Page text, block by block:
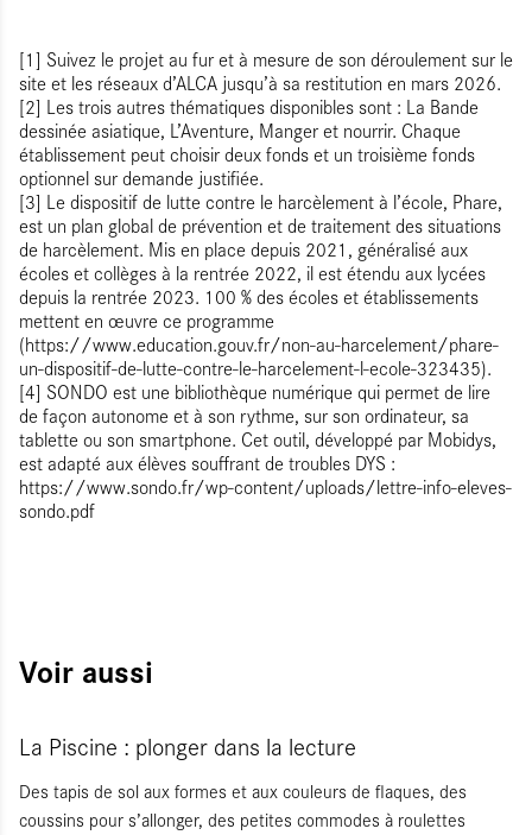
[1] Suivez le projet au fur et à mesure de son déroulement sur le
site et les réseaux d’ALCA jusqu’à sa restitution en mars 2026.
[2] Les trois autres thématiques disponibles sont : La Bande
dessinée asiatique, L’Aventure, Manger et nourrir. Chaque
établissement peut choisir deux fonds et un troisième fonds
optionnel sur demande justifiée.
[3] Le dispositif de lutte contre le harcèlement à l’école, Phare,
est un plan global de prévention et de traitement des situations
de harcèlement. Mis en place depuis 2021, généralisé aux
écoles et collèges à la rentrée 2022, il est étendu aux lycées
depuis la rentrée 2023. 100 % des écoles et établissements
mettent en œuvre ce programme
(https://www.education.gouv.fr/non-au-harcelement/phare-
un-dispositif-de-lutte-contre-le-harcelement-l-ecole-323435).
[4] SONDO est une bibliothèque numérique qui permet de lire
de façon autonome et à son rythme, sur son ordinateur, sa
tablette ou son smartphone. Cet outil, développé par Mobidys,
est adapté aux élèves souffrant de troubles DYS :
https://www.sondo.fr/wp-content/uploads/lettre-info-eleves-
sondo.pdf
Voir aussi
La Piscine : plonger dans la lecture
Des tapis de sol aux formes et aux couleurs de flaques, des
coussins pour s’allonger, des petites commodes à roulettes